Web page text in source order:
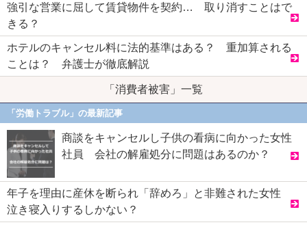
強引な営業に屈して賃貸物件を契約… 取り消すことはで
きる？
ホテルのキャンセル料に法的基準はある？ 重加算される
ことは？ 弁護士が徹底解説
「消費者被害」一覧
「労働トラブル」の最新記事
商談をキャンセルし子供の看病に向かった女性
社員 会社の解雇処分に問題はあるのか？
年子を理由に産休を断られ「辞めろ」と非難された女性
泣き寝入りするしかない？